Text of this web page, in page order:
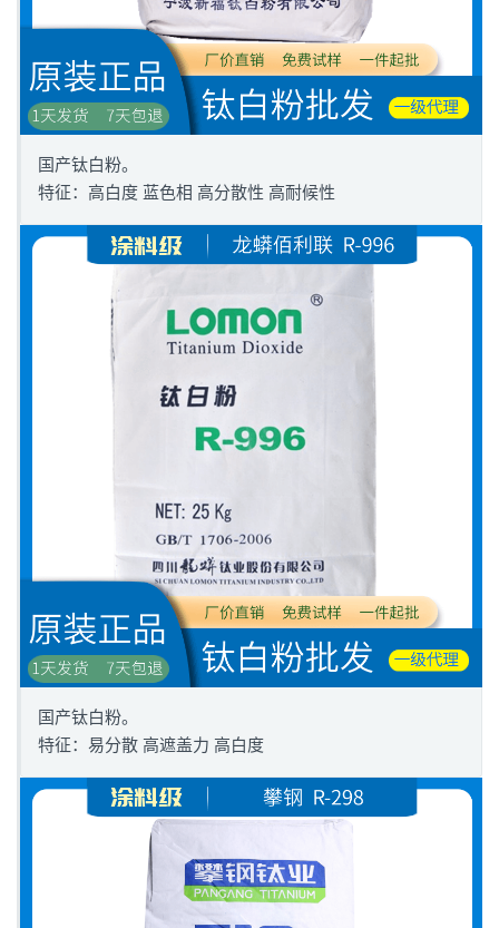
国产钛白粉。
特征：高白度 蓝色相 高分散性 高耐候性
国产钛白粉。
特征：易分散 高遮盖力 高白度